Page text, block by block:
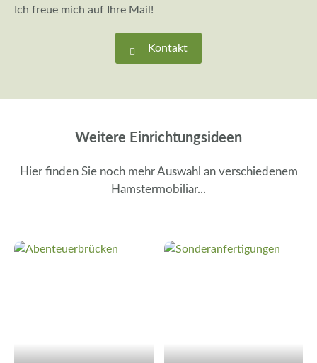
Ich freue mich auf Ihre Mail!
Kontakt
Weitere Einrichtungsideen
Hier finden Sie noch mehr Auswahl an verschiedenem
Hamstermobiliar...